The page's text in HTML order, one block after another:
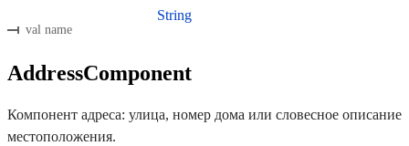
val name
String
AddressComponent
Компонент адреса: улица, номер дома или словесное описание
местоположения.